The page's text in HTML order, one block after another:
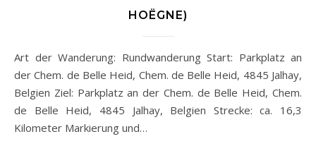
HOËGNE)
Art der Wanderung: Rundwanderung Start: Parkplatz an
der Chem. de Belle Heid, Chem. de Belle Heid, 4845 Jalhay,
Belgien Ziel: Parkplatz an der Chem. de Belle Heid, Chem.
de Belle Heid, 4845 Jalhay, Belgien Strecke: ca. 16,3
Kilometer Markierung und…